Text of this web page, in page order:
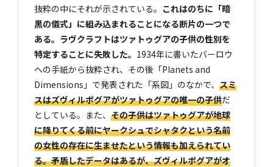
抜粋の中にそれが示されている。 これはのちに「暗
黒の儀式」に組み込まれることになる断片の一つで
ある。ラヴクラフトはツァトゥグアの子供の性別を
特定することに失敗した。 1934年に書いたバーロウ
への手紙から抜粋され、その後「Planets and
Dimensions」で発表された「系図」のなかで、スミ
スはズヴィルポグアがツァトゥグアの唯一の子供だ
としている。また、その子供はツァトゥグアが地球
に降りてくる前にヤークシュでシャタクという名前
の女性の存在に生ませたという情報も加えられてい
る。矛盾したデータはあるが、ズヴィルポグアがオ